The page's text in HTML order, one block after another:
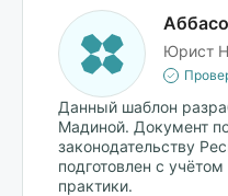
Юрист
Данный шаблон
Мадиной. Документ
законодательству
подготовлен с
практики.